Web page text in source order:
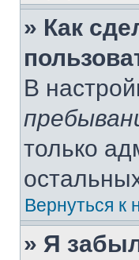
» Как
В
только
Вернуться к
» Я